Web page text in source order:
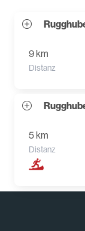
9 km
Distanz
5 km
Distanz